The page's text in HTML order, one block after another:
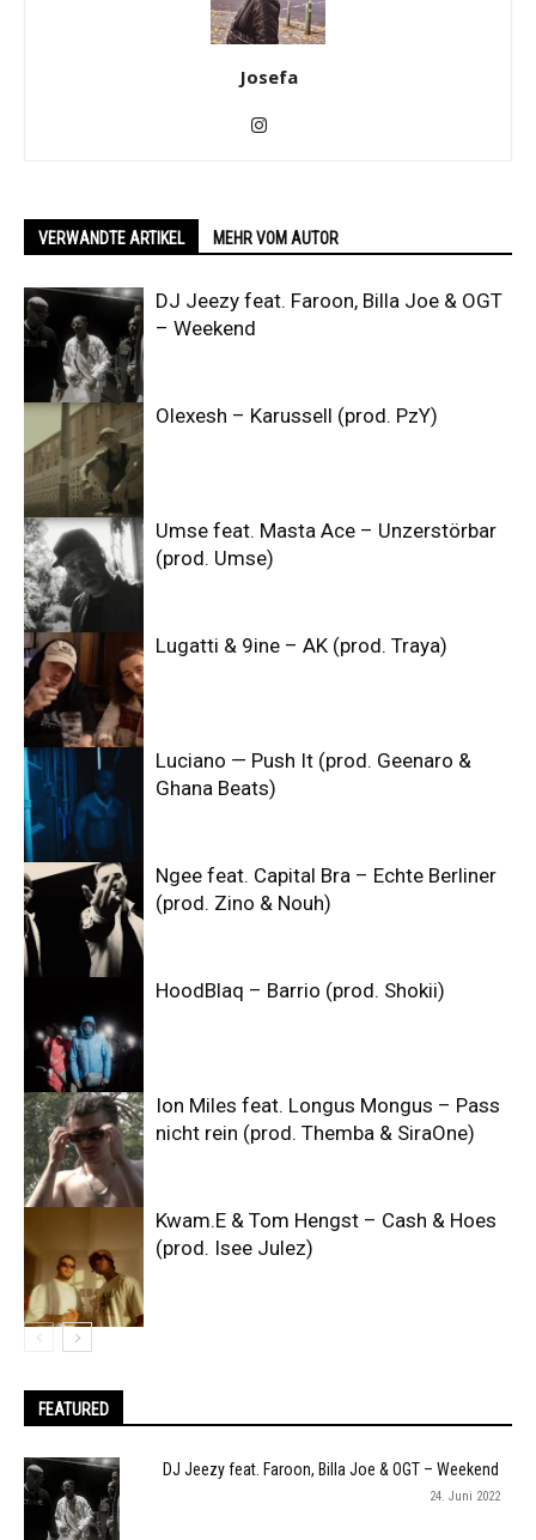
Josefa
VERWANDTE ARTIKEL MEHR VOM AUTOR
DJ Jeezy feat. Faroon, Billa Joe & OGT
– Weekend
Olexesh – Karussell (prod. PzY)
Umse feat. Masta Ace – Unzerstörbar
(prod. Umse)
Lugatti & 9ine – AK (prod. Traya)
Luciano — Push It (prod. Geenaro &
Ghana Beats)
Ngee feat. Capital Bra – Echte Berliner
(prod. Zino & Nouh)
HoodBlaq – Barrio (prod. Shokii)
Ion Miles feat. Longus Mongus – Pass
nicht rein (prod. Themba & SiraOne)
Kwam.E & Tom Hengst – Cash & Hoes
(prod. Isee Julez)
FEATURED
DJ Jeezy feat. Faroon, Billa Joe & OGT – Weekend
24. Juni 2022